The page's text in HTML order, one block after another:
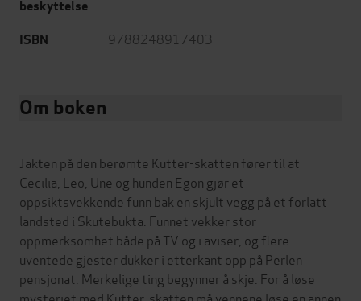
beskyttelse
ISBN 9788248917403
Om boken
Jakten på den berømte Kutter-skatten fører til at
Cecilia, Leo, Une og hunden Egon gjør et
oppsiktsvekkende funn bak en skjult vegg på et forlatt
landsted i Skutebukta. Funnet vekker stor
oppmerksomhet både på TV og i aviser, og flere
uventede gjester dukker i etterkant opp på Perlen
pensjonat. Merkelige ting begynner å skje. For å løse